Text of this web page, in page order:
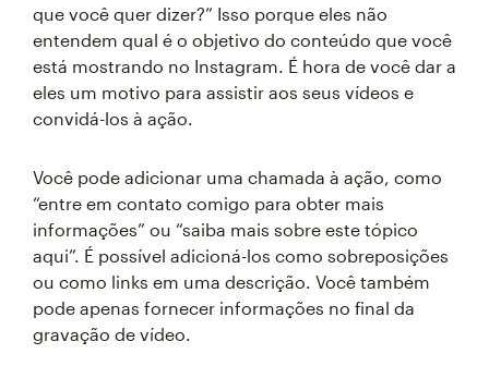
que você quer dizer?” Isso porque eles não
entendem qual é o objetivo do conteúdo que você
está mostrando no Instagram. É hora de você dar a
eles um motivo para assistir aos seus vídeos e
convidá-los à ação.
Você pode adicionar uma chamada à ação, como
“entre em contato comigo para obter mais
informações” ou “saiba mais sobre este tópico
aqui”. É possível adicioná-los como sobreposições
ou como links em uma descrição. Você também
pode apenas fornecer informações no final da
gravação de vídeo.